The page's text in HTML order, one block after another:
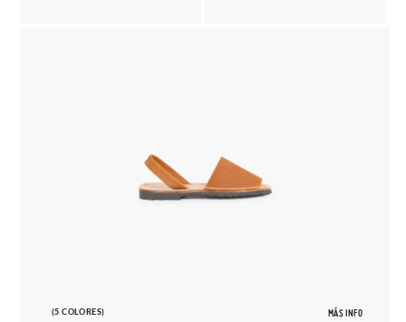
(5 COLORES) MÁS INFO